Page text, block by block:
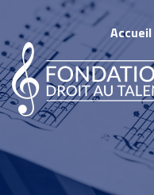
Accueil